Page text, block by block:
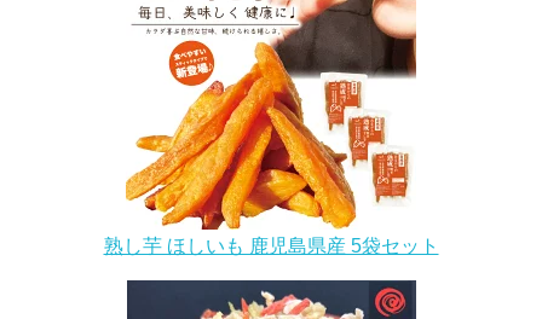
熟し芋 ほしいも 鹿児島県産 5袋セット